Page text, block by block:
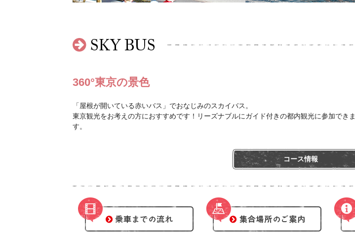
360°東京の景色
「屋根が開いている赤いバス」でおなじみのスカイバス。
東京観光をお考えの方におすすめです！リーズナブルにガイド付きの都内観光に参加できま
す。
コース情報